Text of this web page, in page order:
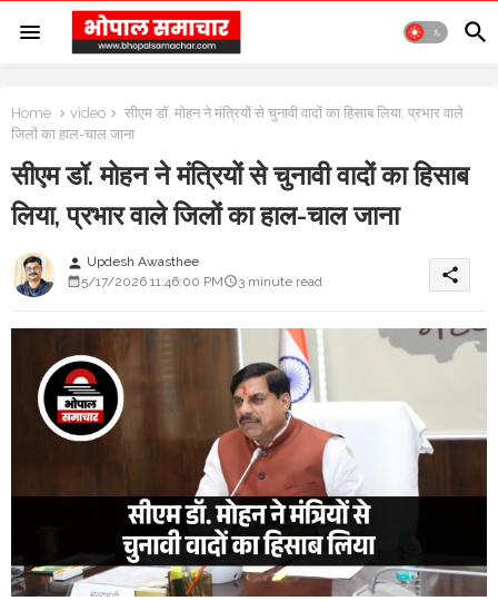
Home video
सीएम डॉ. मोहन ने मंत्रियों से चुनावी वादों का हिसाब लिया, प्रभार वाले
जिलों का हाल-चाल जाना
सीएम डॉ. मोहन ने मंत्रियों से चुनावी वादों का हिसाब
लिया, प्रभार वाले जिलों का हाल-चाल जाना
person Updesh Awasthee
5/17/2026 11:46:00 PM
3 minute read share